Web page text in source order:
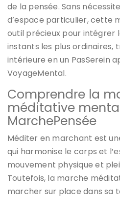
de la pensée. Sans
d’espace particulier, cette
outil précieux pour intégrer
instants les plus ordinaires,
intérieure en un PasSerein
VoyageMental.
Comprendre la
méditative
MarchePensée
Méditer en marchant est
qui harmonise le corps et
mouvement physique et
Toutefois, la marche
marcher sur place dans sa